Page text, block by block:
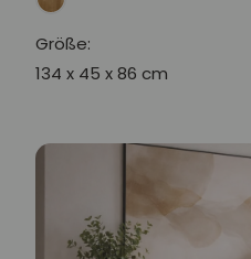
Größe:
134 x 45 x 86 cm